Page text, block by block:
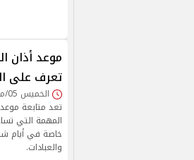
موعد أذان
تعرف على
الخميس 05/مارس/2026 - 02:10 م
تعد متابعة
المهمة التي
خاصة في أيام
والعبادات.